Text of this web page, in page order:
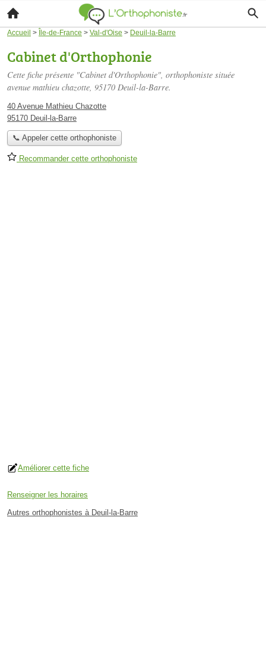
Accueil > Île-de-France > Val-d'Oise > Deuil-la-Barre
Cabinet d'Orthophonie
Cette fiche présente "Cabinet d'Orthophonie", orthophoniste située
avenue mathieu chazotte, 95170 Deuil-la-Barre.
40 Avenue Mathieu Chazotte
95170 Deuil-la-Barre
📞 Appeler cette orthophoniste
Recommander cette orthophoniste
Améliorer cette fiche
Renseigner les horaires
Autres orthophonistes à Deuil-la-Barre